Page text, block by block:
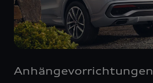
Anhängevorrichtungen